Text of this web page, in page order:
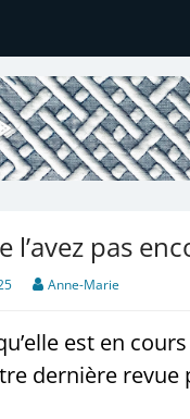
Boutis
l’avez pas
Anne-Marie
est en
dernière revue